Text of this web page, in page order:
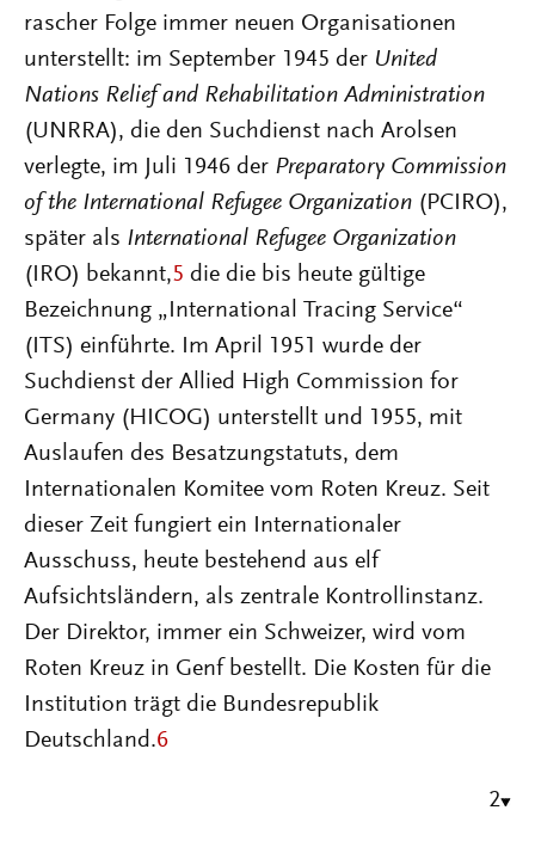
rascher Folge immer neuen Organisationen
unterstellt: im September 1945 der United
Nations Relief and Rehabilitation Administration
(UNRRA), die den Suchdienst nach Arolsen
verlegte, im Juli 1946 der Preparatory Commission
of the International Refugee Organization (PCIRO),
später als International Refugee Organization
(IRO) bekannt,5 die die bis heute gültige
Bezeichnung „International Tracing Service“
(ITS) einführte. Im April 1951 wurde der
Suchdienst der Allied High Commission for
Germany (HICOG) unterstellt und 1955, mit
Auslaufen des Besatzungstatuts, dem
Internationalen Komitee vom Roten Kreuz. Seit
dieser Zeit fungiert ein Internationaler
Ausschuss, heute bestehend aus elf
Aufsichtsländern, als zentrale Kontrollinstanz.
Der Direktor, immer ein Schweizer, wird vom
Roten Kreuz in Genf bestellt. Die Kosten für die
Institution trägt die Bundesrepublik
Deutschland.6
2